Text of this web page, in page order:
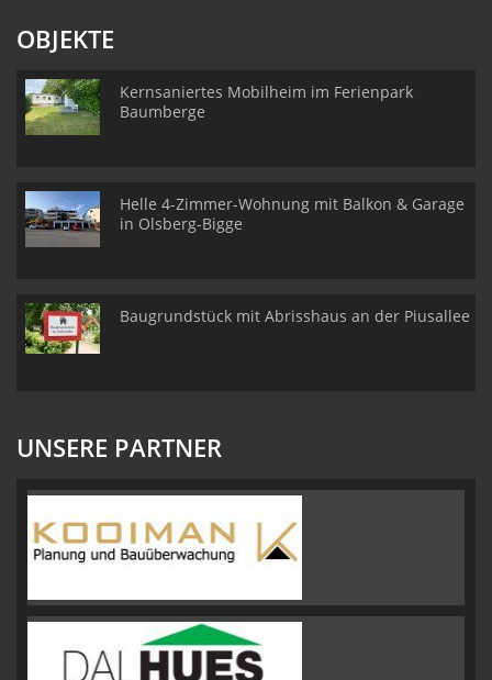
OBJEKTE
Kernsaniertes Mobilheim im Ferienpark
Baumberge
Helle 4-Zimmer-Wohnung mit Balkon & Garage
in Olsberg-Bigge
Baugrundstück mit Abrisshaus an der Piusallee
UNSERE PARTNER